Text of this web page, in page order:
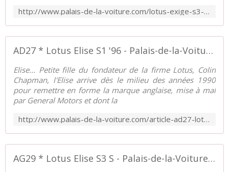
http://www.palais-de-la-voiture.com/lotus-exige-s3-v6-s-15.html
AD27 * Lotus Elise S1 '96 - Palais-de-la-Voiture.com
Elise... Petite fille du fondateur de la firme Lotus, Colin
Chapman, l'Elise arrive dès le milieu des années 1990
pour remettre en forme la marque anglaise, mise à mal
par General Motors et dont la
http://www.palais-de-la-voiture.com/article-ad27-lotus-elise-s1-71222538.html
AG29 * Lotus Elise S3 S - Palais-de-la-Voiture.com